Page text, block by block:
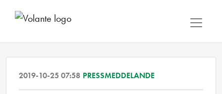
2019-10-25 07:58 PRESSMEDDELANDE